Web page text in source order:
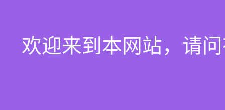
欢迎来到本网站，请